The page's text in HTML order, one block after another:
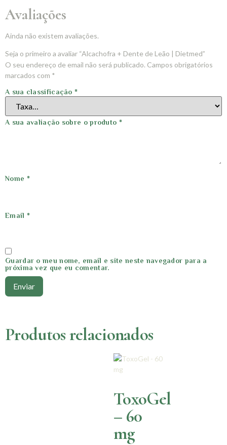
Avaliações
Ainda não existem avaliações.
Seja o primeiro a avaliar “Alcachofra + Dente de Leão | Dietmed”
O seu endereço de email não será publicado. Campos obrigatórios
marcados com *
A sua classificação*
A sua avaliação sobre o produto *
Nome *
Email *
Guardar o meu nome, email e site neste navegador para a
próxima vez que eu comentar.
Produtos relacionados
ToxoGel
– 60
mg